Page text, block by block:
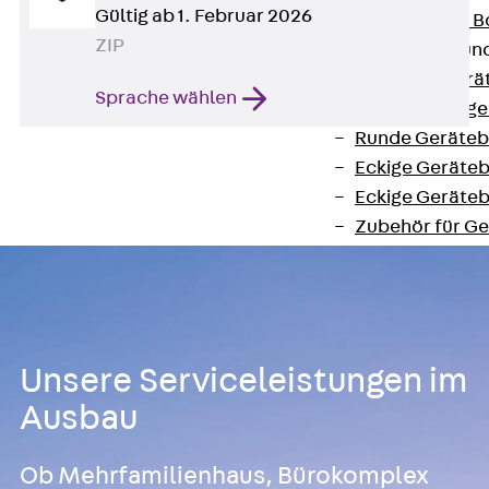
Nivellierbare
Gerätebecher
Runde
Eckige
Eckige
Zubehör für
Multimedia
Zurück
Gültig ab 1. Februar 2026
ZIP
Sprache wählen
Unsere Serviceleistungen im
Ausbau
Ob Mehrfamilienhaus, Bürokomplex